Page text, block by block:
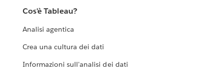
Cos'è Tableau?
Analisi agentica
Crea una cultura dei dati
Informazioni sull'analisi dei dati